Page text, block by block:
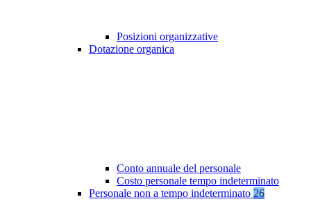
Posizioni organizzative
Dotazione organica
Conto annuale del personale
Costo personale tempo indeterminato
Personale non a tempo indeterminato 26